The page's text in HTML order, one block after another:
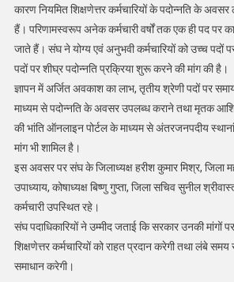
कारण नियमित शिक्षणेत्तर कर्मचारियों के पदोन्नति के अवसर
हैं। परिणामस्वरूप अनेक कर्मचारी वर्षों तक एक ही पद पर
जाते हैं। संघ ने योग्य एवं अनुभवी कर्मचारियों को उच्च पदों
पदों पर शीघ्र पदोन्नति प्रक्रिया शुरू करने की मांग की है।
ज्ञापन में अर्जित अवकाश का लाभ, तृतीय श्रेणी पदों पर
माध्यम से पदोन्नति के अवसर उपलब्ध कराने तथा मृतक
की भांति ऑनलाइन पोर्टल के माध्यम से अंतरजनपदीय
मांग भी शामिल है।
इस अवसर पर संघ के जिलाध्यक्ष हरीश कुमार मिश्र, जिला
उपाध्याय, कोषाध्यक्ष बिष्णु गुप्ता, जिला सचिव सुनील
कर्मचारी उपस्थित रहे।
संघ पदाधिकारियों ने उम्मीद जताई कि सरकार उनकी मांगों
शिक्षणेत्तर कर्मचारियों को राहत प्रदान करेगी तथा लंबे
समाधान करेगी।